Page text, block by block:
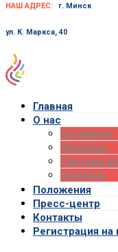
НАШ АДРЕС: г. Минск
ул. К. Маркса, 40
Главная
О нас
Октябрята
Пионеры
Система
Проекты
Положения
Пресс-центр
Контакты
Регистрация